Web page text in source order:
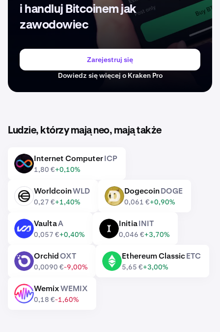
i handluj Bitcoinem jak
zawodowiec
Zarejestruj się
Dowiedz się więcej o Kraken Pro
Ludzie, którzy mają neo, mają także
ICP Internet ComputerICP
1,80 €+0,10%
WLD WorldcoinWLD
0,27 €+1,40%
DOGE DogecoinDOGE
0,061 €+0,90%
A VaultaA
0,057 €+0,40%
InitiaINIT
0,046 €+3,70%
OXT OrchidOXT
0,0090 €-9,00%
ETC Ethereum ClassicETC
5,65 €+3,00%
WEMIX WemixWEMIX
0,18 €-1,60%